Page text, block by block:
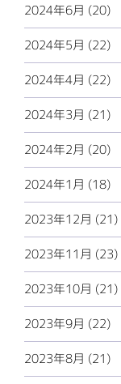
2024年6月 (20)
2024年5月 (22)
2024年4月 (22)
2024年3月 (21)
2024年2月 (20)
2024年1月 (18)
2023年12月 (21)
2023年11月 (23)
2023年10月 (21)
2023年9月 (22)
2023年8月 (21)